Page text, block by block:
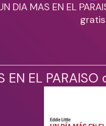
DIA MAS EN EL
gratis
EN EL PARAISO